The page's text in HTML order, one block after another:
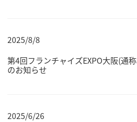
2025/8/8
第4回フランチャイズEXPO大阪(通
のお知らせ
2025/6/26